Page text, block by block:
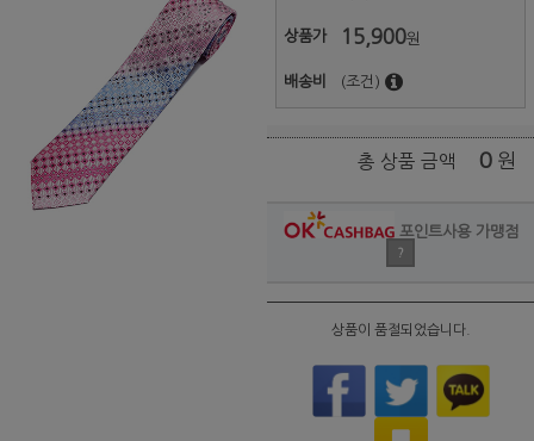
상품가 15,900원
배송비 (조건)
총 상품 금액 0 원
포인트사용 가맹점
?
상품이 품절되었습니다.